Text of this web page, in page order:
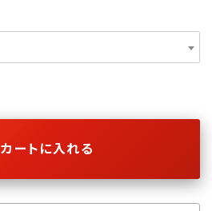
カートに入れる